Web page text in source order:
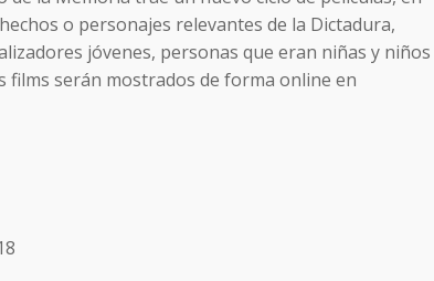
o personajes relevantes de la Dictadura,
jóvenes, personas que eran niñas y niños
films serán mostrados de forma online en